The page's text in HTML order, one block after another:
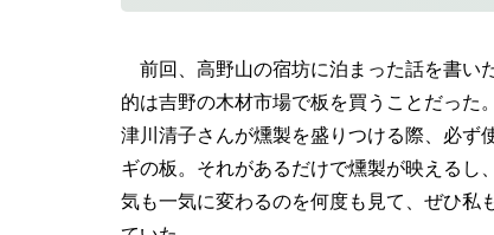
前回、高野山の宿坊に泊まった話を書い
的は吉野の木材市場で板を買うことだった
津川清子さんが燻製を盛りつける際、必ず
ギの板。それがあるだけで燻製が映えるし
気も一気に変わるのを何度も見て、ぜひ私